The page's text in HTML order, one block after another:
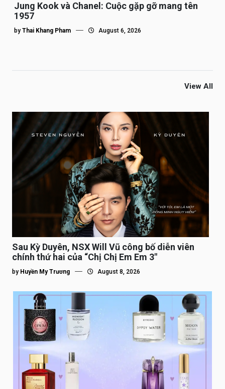
Jung Kook và Chanel: Cuộc gặp gỡ mang tên
1957
by Thai Khang Pham August 6, 2026
View All
Sau Kỳ Duyên, NSX Will Vũ công bố diễn viên
chính thứ hai của “Chị Chị Em Em 3″
by Huyền My Trương August 8, 2026